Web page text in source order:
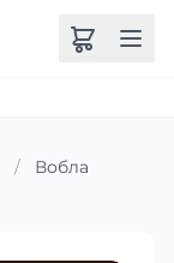
/
Вобла